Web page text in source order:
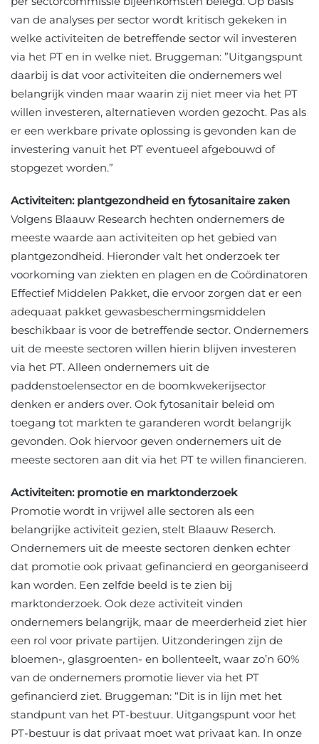
van de analyses per sector wordt kritisch gekeken in
welke activiteiten de betreffende sector wil investeren
via het PT en in welke niet. Bruggeman: ”Uitgangspunt
daarbij is dat voor activiteiten die ondernemers wel
belangrijk vinden maar waarin zij niet meer via het PT
willen investeren, alternatieven worden gezocht. Pas als
er een werkbare private oplossing is gevonden kan de
investering vanuit het PT eventueel afgebouwd of
stopgezet worden.”
Activiteiten: plantgezondheid en fytosanitaire zaken
Volgens Blaauw Research hechten ondernemers de
meeste waarde aan activiteiten op het gebied van
plantgezondheid. Hieronder valt het onderzoek ter
voorkoming van ziekten en plagen en de Coördinatoren
Effectief Middelen Pakket, die ervoor zorgen dat er een
adequaat pakket gewasbeschermingsmiddelen
beschikbaar is voor de betreffende sector. Ondernemers
uit de meeste sectoren willen hierin blijven investeren
via het PT. Alleen ondernemers uit de
paddenstoelensector en de boomkwekerijsector
denken er anders over. Ook fytosanitair beleid om
toegang tot markten te garanderen wordt belangrijk
gevonden. Ook hiervoor geven ondernemers uit de
meeste sectoren aan dit via het PT te willen financieren.
Activiteiten: promotie en marktonderzoek
Promotie wordt in vrijwel alle sectoren als een
belangrijke activiteit gezien, stelt Blaauw Reserch.
Ondernemers uit de meeste sectoren denken echter
dat promotie ook privaat gefinancierd en georganiseerd
kan worden. Een zelfde beeld is te zien bij
marktonderzoek. Ook deze activiteit vinden
ondernemers belangrijk, maar de meerderheid ziet hier
een rol voor private partijen. Uitzonderingen zijn de
bloemen-, glasgroenten- en bollenteelt, waar zo’n 60%
van de ondernemers promotie liever via het PT
gefinancierd ziet. Bruggeman: “Dit is in lijn met het
standpunt van het PT-bestuur. Uitgangspunt voor het
PT-bestuur is dat privaat moet wat privaat kan. In onze